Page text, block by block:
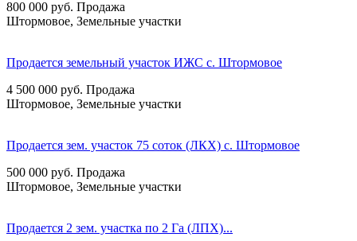
800 000 руб. Продажа
Штормовое, Земельные участки
Продается земельный участок ИЖС с. Штормовое
4 500 000 руб. Продажа
Штормовое, Земельные участки
Продается зем. участок 75 соток (ЛКХ) с. Штормовое
500 000 руб. Продажа
Штормовое, Земельные участки
Продается 2 зем. участка по 2 Га (ЛПХ)...